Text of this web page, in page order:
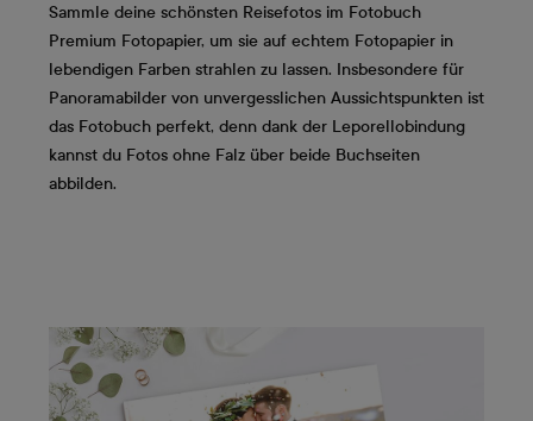
Sammle deine schönsten Reisefotos im Fotobuch
Premium Fotopapier, um sie auf echtem Fotopapier in
lebendigen Farben strahlen zu lassen. Insbesondere für
Panoramabilder von unvergesslichen Aussichtspunkten ist
das Fotobuch perfekt, denn dank der Leporellobindung
kannst du Fotos ohne Falz über beide Buchseiten
abbilden.